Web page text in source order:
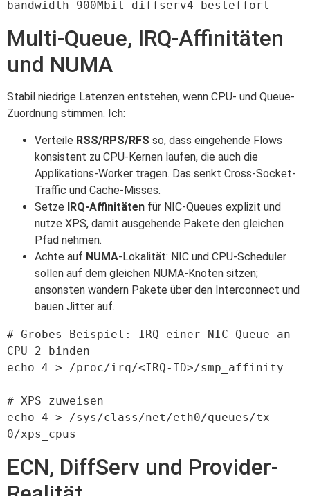
bandwidth 900Mbit diffserv4 besteffort
Multi-Queue, IRQ-Affinitäten
und NUMA
Stabil niedrige Latenzen entstehen, wenn CPU- und Queue-
Zuordnung stimmen. Ich:
Verteile RSS/RPS/RFS so, dass eingehende Flows
konsistent zu CPU-Kernen laufen, die auch die
Applikations-Worker tragen. Das senkt Cross-Socket-
Traffic und Cache-Misses.
Setze IRQ-Affinitäten für NIC-Queues explizit und
nutze XPS, damit ausgehende Pakete den gleichen
Pfad nehmen.
Achte auf NUMA-Lokalität: NIC und CPU-Scheduler
sollen auf dem gleichen NUMA-Knoten sitzen;
ansonsten wandern Pakete über den Interconnect und
bauen Jitter auf.
# Grobes Beispiel: IRQ einer NIC-Queue an
CPU 2 binden
echo 4 > /proc/irq/<IRQ-ID>/smp_affinity
# XPS zuweisen
echo 4 > /sys/class/net/eth0/queues/tx-
0/xps_cpus
ECN, DiffServ und Provider-